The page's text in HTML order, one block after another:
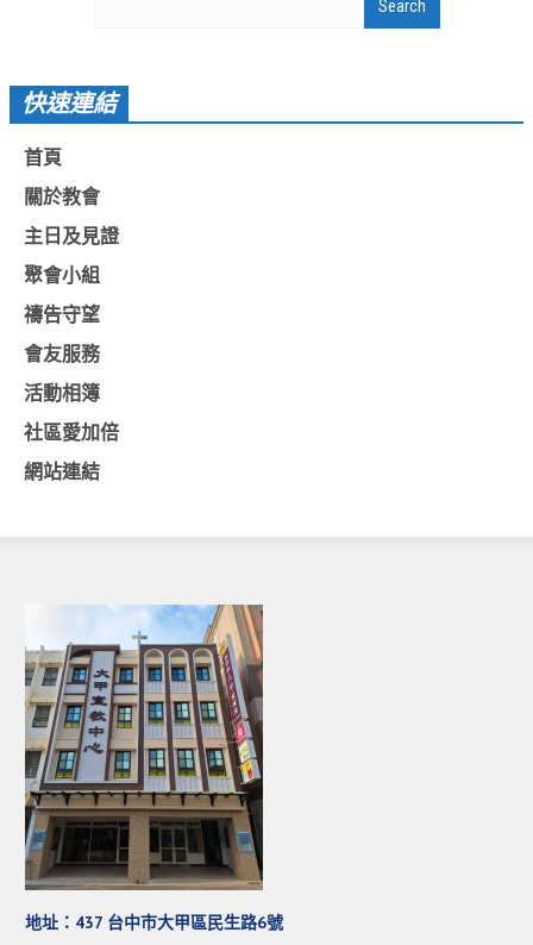
教會節慶_2017年
教會節慶_2015年
活動影音
活動影音_2026年
活動影音_2025年
活動影音_2024年
活動影音_2021年
活動影音_2020年
活動影音_2019年
活動影音_2018年
活動影音_2017年
活動影音_2016年
活動影音_2015年
活動影音_2014年
快速連結
首頁
關於教會
主日及見證
聚會小組
禱告守望
會友服務
活動相簿
社區愛加倍
網站連結
地址：437 台中市大甲區民生路6號